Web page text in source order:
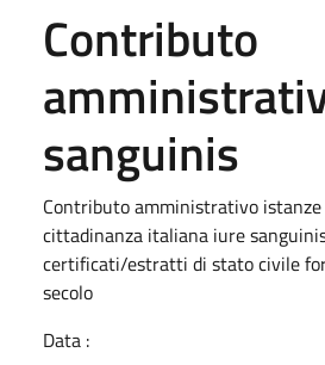
Contributo
sanguinis
Contributo amministrativo
cittadinanza italiana iure
certificati/estratti di stato civile
secolo
Data :